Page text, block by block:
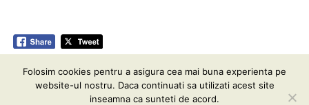
Informare GDPR| Conținutul acestui website vă este pus
la dispoziţie sub termeniiCC BY-SA 3.0
Folosim cookies pentru a asigura cea mai buna experienta pe
website-ul nostru. Daca continuati sa utilizati acest site
inseamna ca sunteti de acord.